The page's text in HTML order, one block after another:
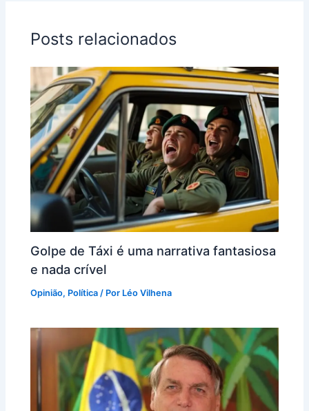
o
o
k
p
p
Posts relacionados
Golpe de Táxi é uma narrativa fantasiosa
e nada crível
Opinião, Política / Por Léo Vilhena